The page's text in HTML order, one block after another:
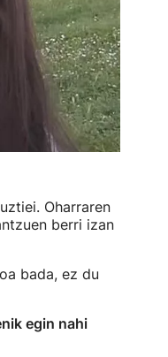
Oharraren
berri izan
bada, ez du
egin nahi